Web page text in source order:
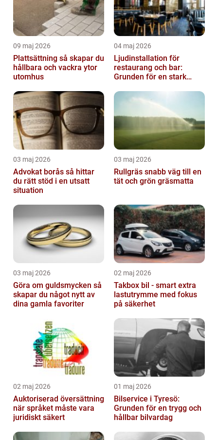
09 maj 2026
Plattsättning så skapar du
hållbara och vackra ytor
utomhus
04 maj 2026
Ljudinstallation för
restaurang och bar:
Grunden för en stark
03 maj 2026
Advokat borås så hittar
du rätt stöd i en utsatt
situation
03 maj 2026
Rullgräs snabb väg till en
tät och grön gräsmatta
03 maj 2026
Göra om guldsmycken så
skapar du något nytt av
dina gamla favoriter
02 maj 2026
Takbox bil - smart extra
lastutrymme med fokus
på säkerhet
02 maj 2026
Auktoriserad översättning
när språket måste vara
juridiskt säkert
01 maj 2026
Bilservice i Tyresö:
Grunden för en trygg och
hållbar bilvardag